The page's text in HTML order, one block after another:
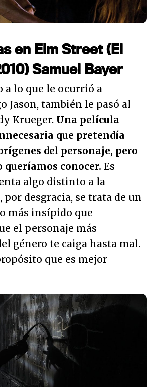
en Elm Street (El
Samuel Bayer
a lo que le ocurrió a
Jason, también le pasó al
Krueger. Una película
que pretendía
del personaje, pero
queríamos conocer. Es
algo distinto a la
desgracia, se trata de un
más insípido que
el personaje más
género te caiga hasta mal.
que es mejor